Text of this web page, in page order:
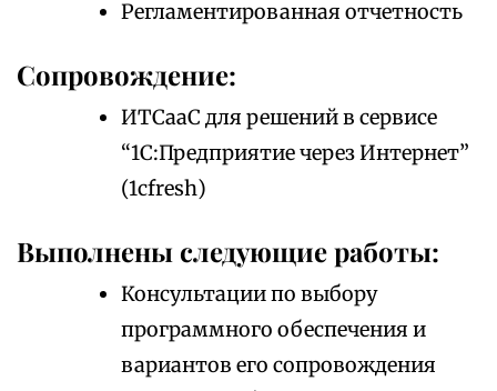
Регламентированная отчетность
Сопровождение:
ИТСааС для решений в сервисе
“1С:Предприятие через Интернет”
(1cfresh)
Выполнены следующие работы:
Консультации по выбору
программного обеспечения и
вариантов его сопровождения